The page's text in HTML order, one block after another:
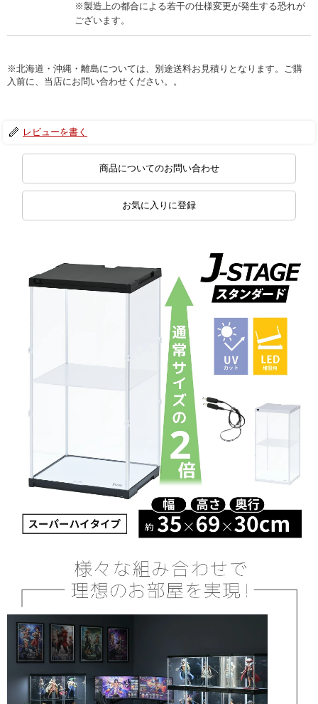
※製造上の都合による若干の仕様変更が発生する恐れが
ございます。
※北海道・沖縄・離島については、別途送料お見積りとなります。ご購
入前に、当店にお問い合わせください。。
レビューを書く
商品についてのお問い合わせ
お気に入りに登録